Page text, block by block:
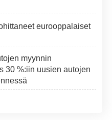
eurooppalaiset
myynnin
30 %:iin uusien autojen